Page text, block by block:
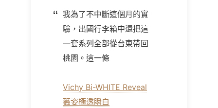
我為了不中斷這個月的實
驗，出國行李箱中還把這
一套系列全部從台東帶回
桃園。這一條
Vichy Bi-WHITE Reveal
薇姿極透瞬白